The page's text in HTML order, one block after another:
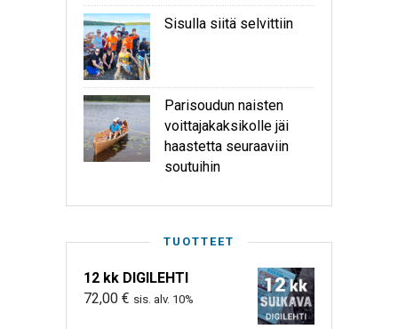
Sisulla siitä selvittiin
Parisoudun naisten
voittajakaksikolle jäi
haastetta seuraaviin
soutuihin
TUOTTEET
12 kk DIGILEHTI
72,00 € sis. alv. 10%